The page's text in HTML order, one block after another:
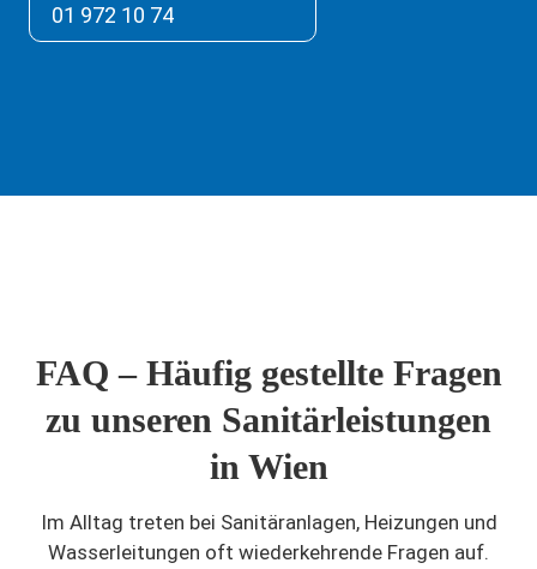
01 972 10 74
FAQ – Häufig gestellte Fragen
zu unseren Sanitärleistungen
in Wien
Im Alltag treten bei Sanitäranlagen, Heizungen und
Wasserleitungen oft wiederkehrende Fragen auf.